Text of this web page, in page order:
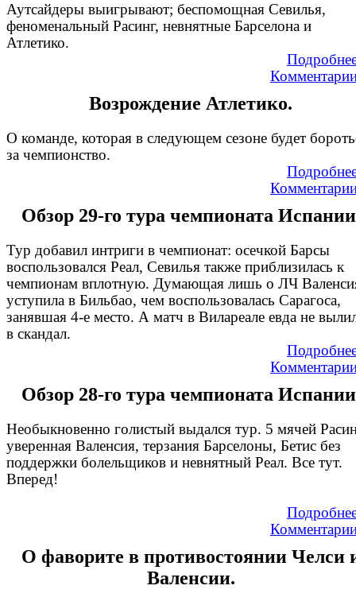
Аутсайдеры выигрывают; беспомощная Севилья,
феноменальный Расинг, невнятные Барселона и
Атлетико.
Возрождение Атлетико.
О команде, которая в следующем сезоне будет
за чемпионство.
Обзор 29-го тура чемпионата
Тур добавил интриги в чемпионат: осечкой Барсы
воспользовался Реал, Севилья также приблизилась к
чемпионам вплотную. Думающая лишь о ЛЧ
уступила в Бильбао, чем воспользовалась Сарагоса,
занявшая 4-е место. А матч в Вилареале евда не
в скандал.
Обзор 28-го тура чемпионата
Необыкновенно голистый выдался тур. 5 мячей
уверенная Валенсия, терзания Барселоны, Бетис без
поддержки болельщиков и невнятный Реал. Все тут.
Вперед!
О фаворите в противостоянии Челси
Валенсии.